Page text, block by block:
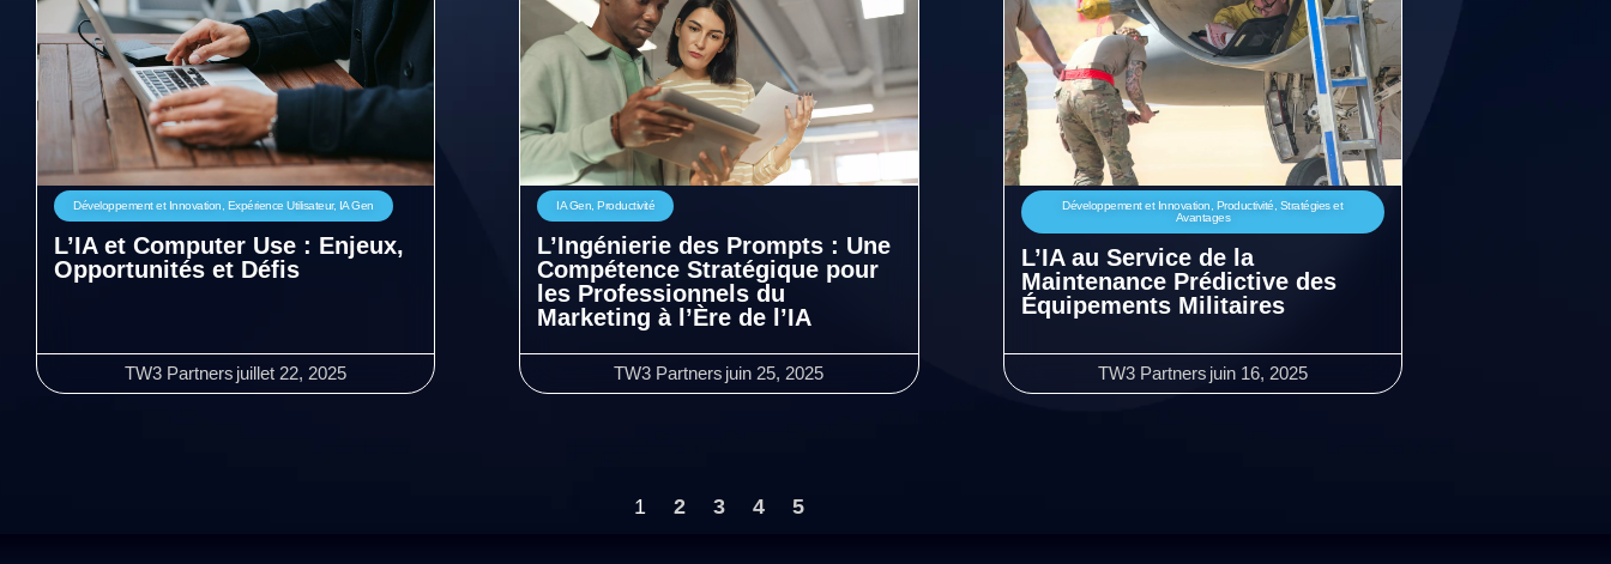
Développement et Innovation, Expérience Utilisateur, IA Gen
L’IA et Computer Use : Enjeux,
Opportunités et Défis
TW3 Partners juillet 22, 2025
IA Gen,Productivité
L’Ingénierie des Prompts : Une
Compétence Stratégique pour
les Professionnels du
Marketing à l’Ère de l’IA
TW3 Partners juin 25, 2025
Développement et Innovation, Productivité, Stratégies et
Avantages
L’IA au Service de la
Maintenance Prédictive des
Équipements Militaires
TW3 Partners juin 16, 2025
1 2 3 4 5